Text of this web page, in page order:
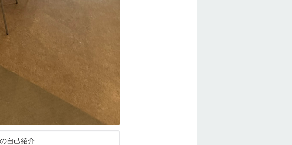
自己紹介